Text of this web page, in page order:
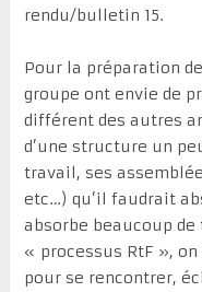
rendu/bulletin 15.
Pour la préparation
groupe ont envie de
différent des autres
d’une structure un
travail, ses
etc…) qu’il faudrait
absorbe beaucoup
« processus RtF »,
pour se rencontrer,